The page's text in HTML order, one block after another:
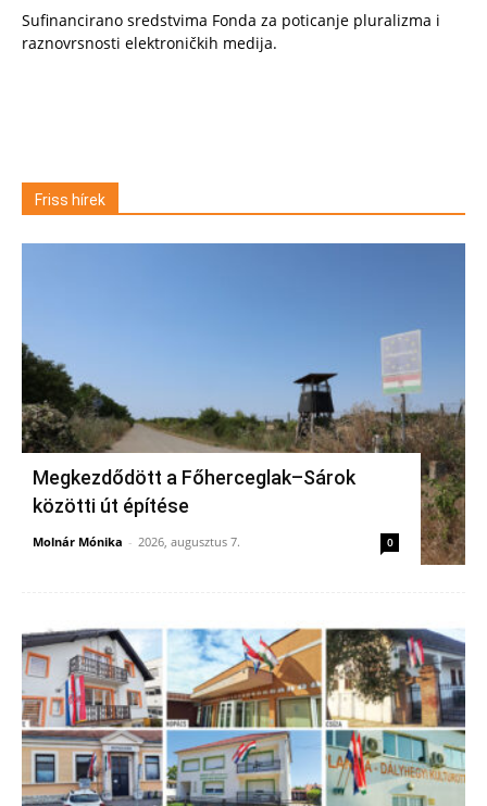
Sufinancirano sredstvima Fonda za poticanje pluralizma i
raznovrsnosti elektroničkih medija.
Friss hírek
Megkezdődött a Főherceglak–Sárok
közötti út építése
Molnár Mónika - 2026, augusztus 7. 0